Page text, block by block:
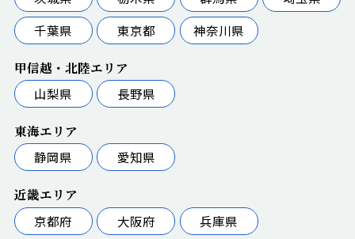
千葉県
東京都 神奈川県
甲信越・北陸エリア
山梨県
長野県
東海エリア
静岡県
愛知県
近畿エリア
京都府
大阪府 兵庫県